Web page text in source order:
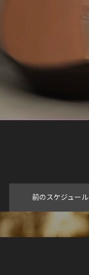
前のスケジュール